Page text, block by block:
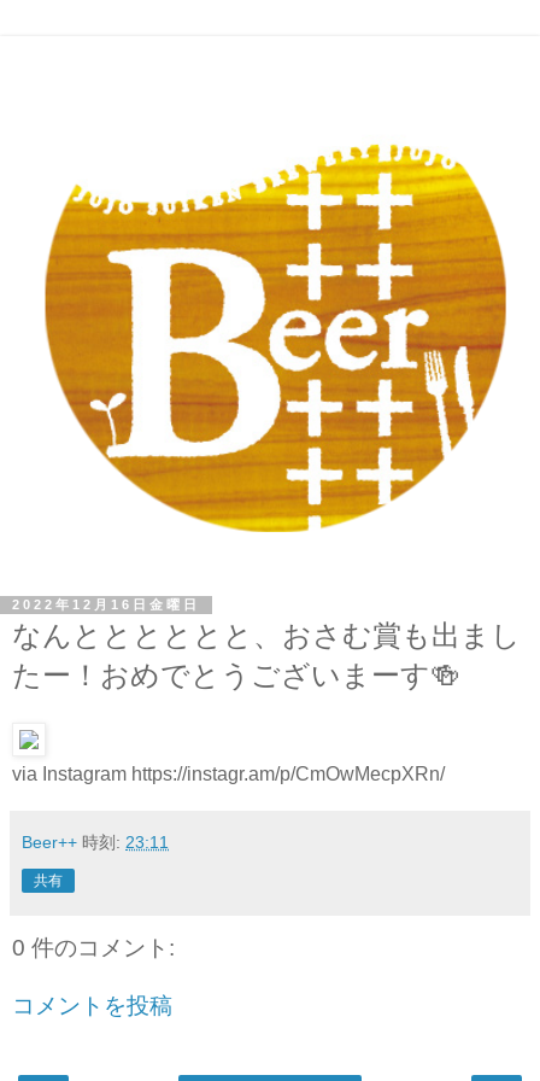
2022年12月16日金曜日
なんとととととと、おさむ賞も出まし
たー！おめでとうございまーす🍻
via Instagram https://instagr.am/p/CmOwMecpXRn/
Beer++ 時刻: 23:11
共有
0 件のコメント:
コメントを投稿